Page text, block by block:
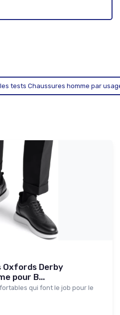
tests Chaussures homme par
Oxfords Derby
pour B...
qui font le job pour le